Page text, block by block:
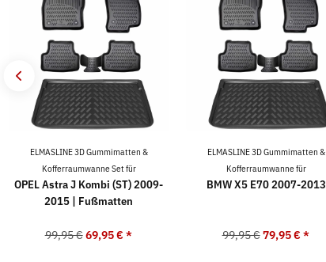
ELMASLINE 3D Gummimatten &
Kofferraumwanne Set für
OPEL Astra J Kombi (ST) 2009-
2015 | Fußmatten
99,95 € 69,95 €*
ELMASLINE 3D Gummimatten &
Kofferraumwanne für
BMW X5 E70 2007-2013
99,95 € 79,95 €*